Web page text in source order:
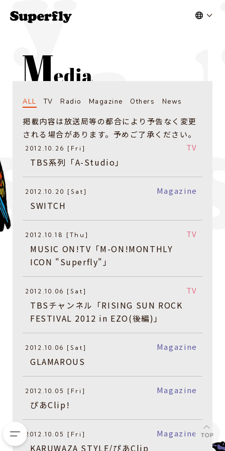
ALL TV Radio Magazine Others News
掲載内容は放送局等の都合により予告なく変更
される場合があります。予めご了承ください。
2012.10.26 [Fri] TV
TBS系列「A-Studio」
2012.10.20 [Sat] Magazine
SWITCH
2012.10.18 [Thu] TV
MUSIC ON!TV「M-ON!MONTHLY
ICON "Superfly"」
2012.10.06 [Sat] TV
TBSチャンネル「RISING SUN ROCK
FESTIVAL 2012 in EZO(後編)」
2012.10.06 [Sat] Magazine
GLAMAROUS
2012.10.05 [Fri] Magazine
ぴあClip!
2012.10.05 [Fri] Magazine
KARUWAZA STYLE/ぴあClip